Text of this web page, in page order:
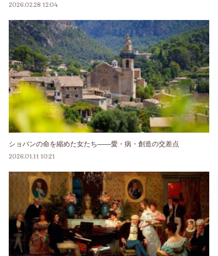
2026.02.28 12:04
ショパンの命を縮めた女たち――愛・病・創造の交差点
2026.01.11 10:21